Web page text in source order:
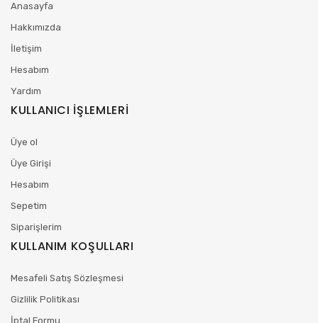
Anasayfa
Hakkımızda
İletişim
Hesabım
Yardım
KULLANICI İŞLEMLERİ
Üye ol
Üye Girişi
Hesabım
Sepetim
Siparişlerim
KULLANIM KOŞULLARI
Mesafeli Satış Sözleşmesi
Gizlilik Politikası
İptal Formu